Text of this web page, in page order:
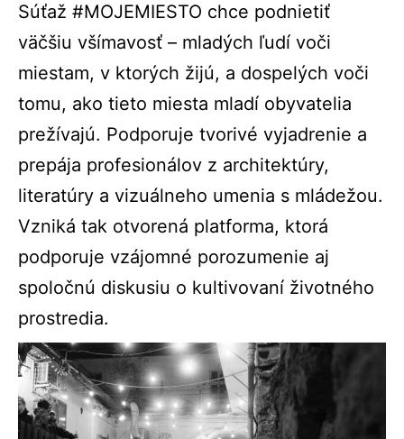
Súťaž #MOJEMIESTO chce podnietiť
väčšiu všímavosť – mladých ľudí voči
miestam, v ktorých žijú, a dospelých voči
tomu, ako tieto miesta mladí obyvatelia
prežívajú. Podporuje tvorivé vyjadrenie a
prepája profesionálov z architektúry,
literatúry a vizuálneho umenia s mládežou.
Vzniká tak otvorená platforma, ktorá
podporuje vzájomné porozumenie aj
spoločnú diskusiu o kultivovaní životného
prostredia.